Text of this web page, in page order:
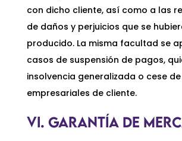
con dicho cliente, así como a las
de daños y perjuicios que se
producido. La misma facultad se
casos de suspensión de pagos,
insolvencia generalizada o cese
empresariales de cliente.
VI. GARANTÍA DE